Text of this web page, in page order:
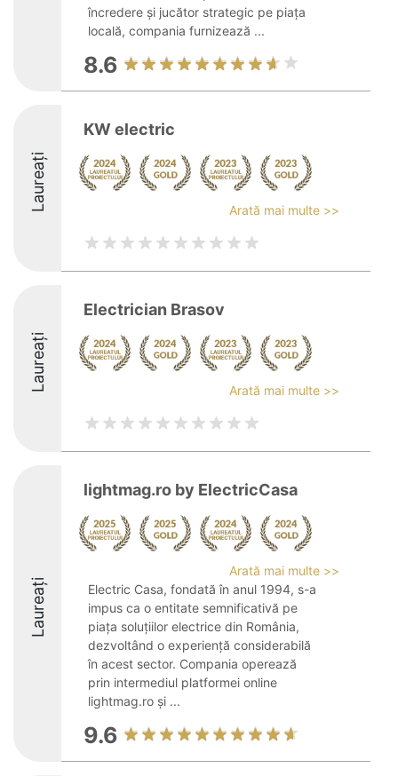
încredere și jucător strategic pe piața
locală, compania furnizează ...
8.6
Laureați
KW electric
Arată mai multe >>
Laureați
Electrician Brasov
Arată mai multe >>
Laureați
lightmag.ro by ElectricCasa
Arată mai multe >>
Electric Casa, fondată în anul 1994, s-a
impus ca o entitate semnificativă pe
piața soluțiilor electrice din România,
dezvoltând o experiență considerabilă
în acest sector. Compania operează
prin intermediul platformei online
lightmag.ro și ...
9.6